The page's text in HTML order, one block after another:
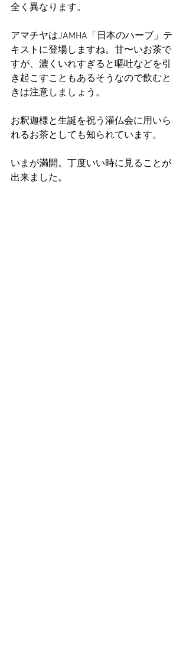
全く異なります。
アマチヤはJAMHA「日本のハーブ」テ
キストに登場しますね。甘〜いお茶で
すが、濃くいれすぎると嘔吐などを引
き起こすこともあるそうなので飲むと
きは注意しましょう。
お釈迦様と生誕を祝う灌仏会に用いら
れるお茶としても知られています。
いまが満開。丁度いい時に見ることが
出来ました。